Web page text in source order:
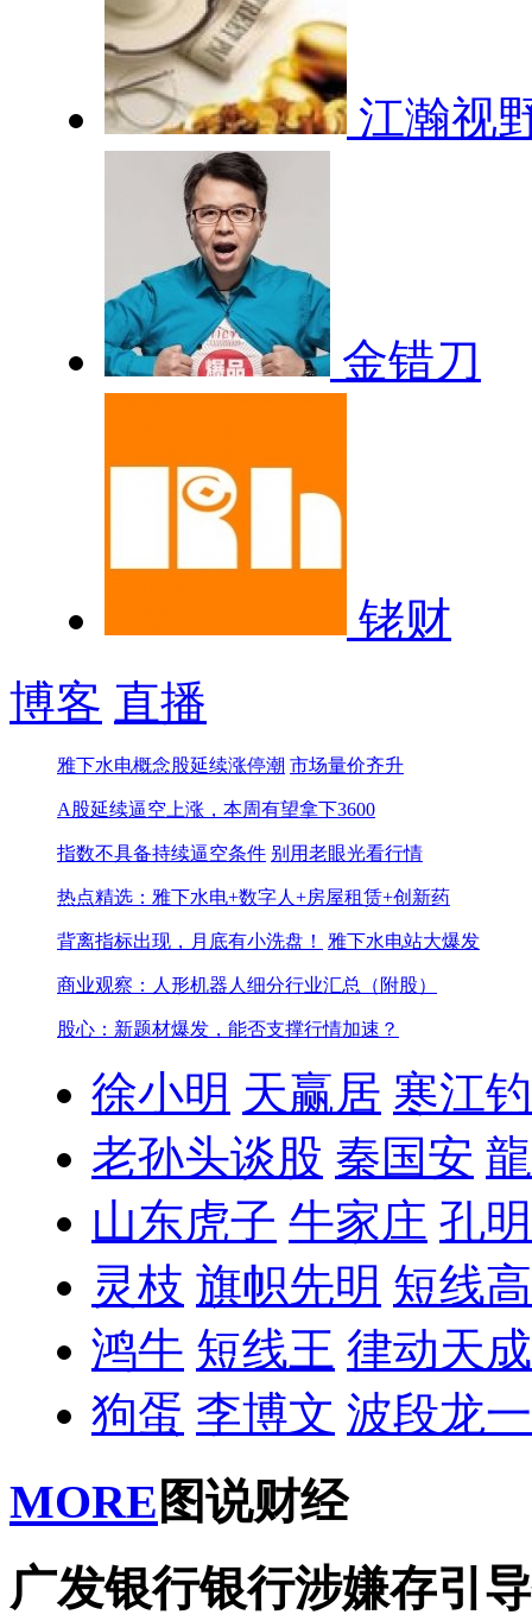
江瀚视
金错刀
铑财
博客 直播
雅下水电概念股延续涨停潮 市场量价齐升
A股延续逼空上涨，本周有望拿下3600
指数不具备持续逼空条件 别用老眼光看行情
热点精选：雅下水电+数字人+房屋租赁+创新药
背离指标出现，月底有小洗盘！ 雅下水电站大爆发
商业观察：人形机器人细分行业汇总（附股）
股心：新题材爆发，能否支撑行情加速？
徐小明 天赢居 寒江
老孙头谈股 秦国安
山东虎子 牛家庄 孔
灵枝 旗帜先明 短线
鸿牛 短线王 律动天成
狗蛋 李博文 波段龙一
MORE 图说财经
广发银行银行涉嫌存引